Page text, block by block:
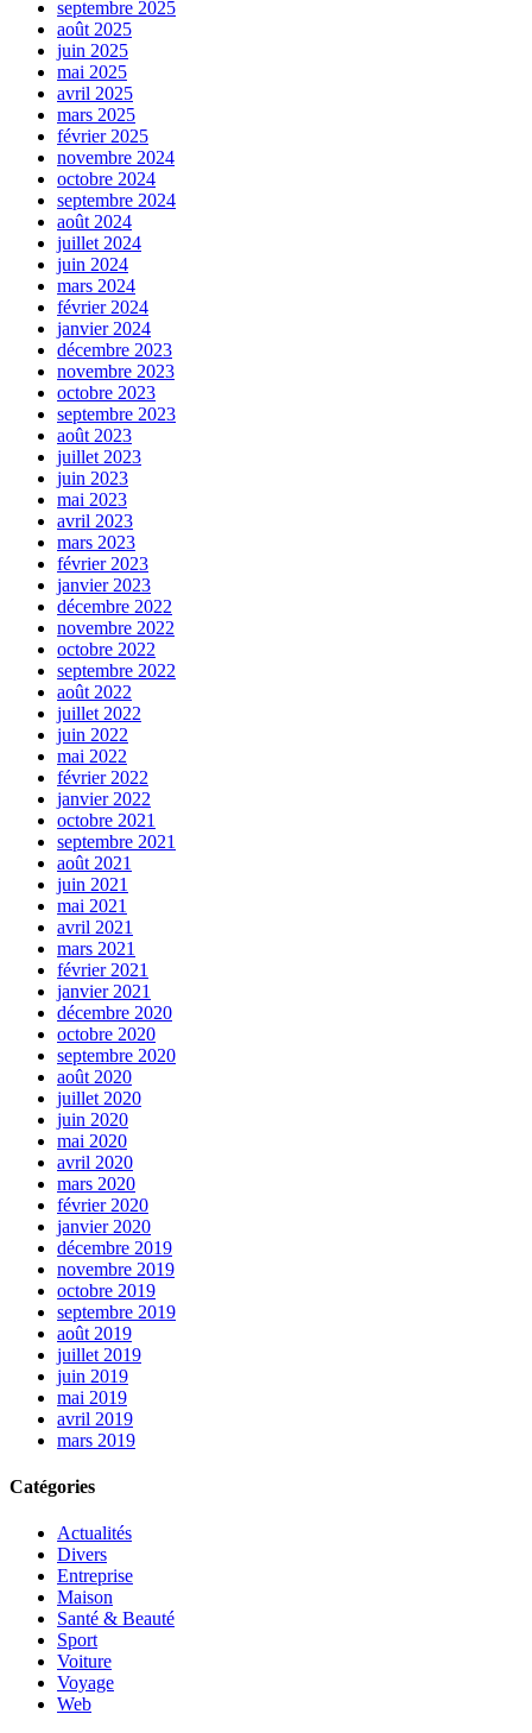
septembre 2025
août 2025
juin 2025
mai 2025
avril 2025
mars 2025
février 2025
novembre 2024
octobre 2024
septembre 2024
août 2024
juillet 2024
juin 2024
mars 2024
février 2024
janvier 2024
décembre 2023
novembre 2023
octobre 2023
septembre 2023
août 2023
juillet 2023
juin 2023
mai 2023
avril 2023
mars 2023
février 2023
janvier 2023
décembre 2022
novembre 2022
octobre 2022
septembre 2022
août 2022
juillet 2022
juin 2022
mai 2022
février 2022
janvier 2022
octobre 2021
septembre 2021
août 2021
juin 2021
mai 2021
avril 2021
mars 2021
février 2021
janvier 2021
décembre 2020
octobre 2020
septembre 2020
août 2020
juillet 2020
juin 2020
mai 2020
avril 2020
mars 2020
février 2020
janvier 2020
décembre 2019
novembre 2019
octobre 2019
septembre 2019
août 2019
juillet 2019
juin 2019
mai 2019
avril 2019
mars 2019
Catégories
Actualités
Divers
Entreprise
Maison
Santé & Beauté
Sport
Voiture
Voyage
Web